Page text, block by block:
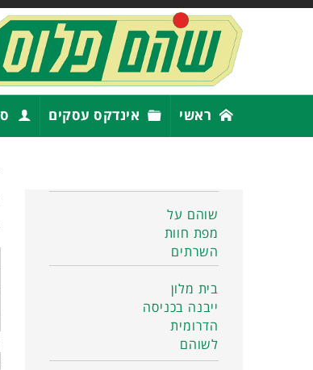
ראשי אינדקס עסקים
שוהם על
מפת חוות
השרתים
בית מלון
ייבנה בכניסה
הדרומית
לשוהם